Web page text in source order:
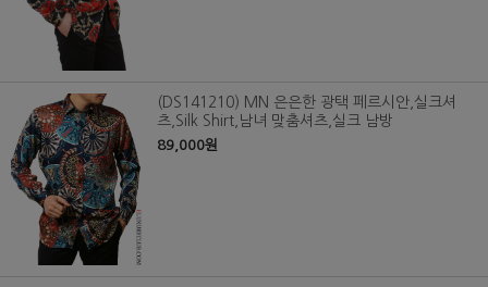
(DS141210) MN 은은한 광택 페르시안,실크셔
츠,Silk Shirt,남녀 맞춤셔츠,실크 남방
89,000원